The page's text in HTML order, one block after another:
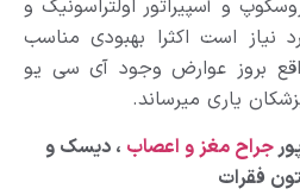
و آسپیراتور اولتراسونیک و
نیاز است اکثرا بهبودی مناسب
بروز عوارض وجود آی سی یو
یاری میرساند.
جراح مغز و اعصاب ، دیسک و
فقرات